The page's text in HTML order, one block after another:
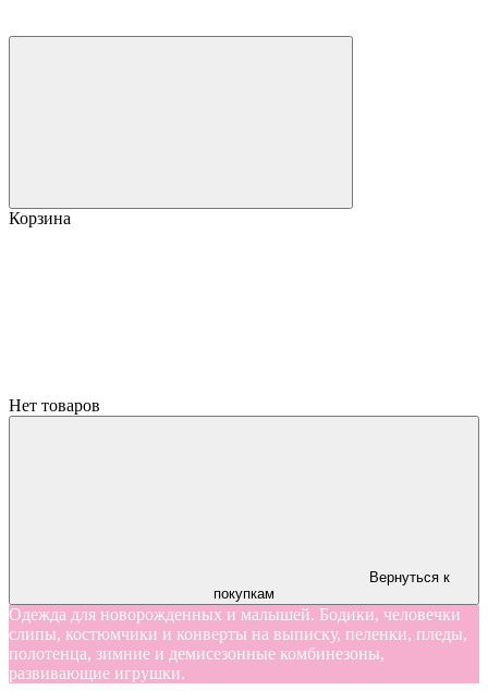
Корзина
Нет товаров
Вернуться к
покупкам
Одежда для новорожденных и малышей. Бодики, человечки
слипы, костюмчики и конверты на выписку, пеленки, пледы,
полотенца, зимние и демисезонные комбинезоны,
развивающие игрушки.